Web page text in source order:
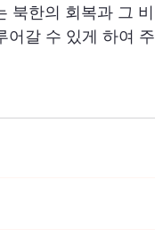
북한의 회복과 그 비
어갈 수 있게 하여 주